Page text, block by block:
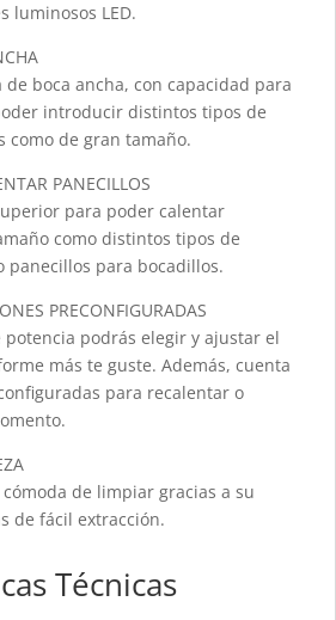
luminosos LED.
boca ancha, con capacidad para
introducir distintos tipos de
como de gran tamaño.
PANECILLOS
para poder calentar
como distintos tipos de
panecillos para bocadillos.
PRECONFIGURADAS
potencia podrás elegir y ajustar el
más te guste. Además, cuenta
para recalentar o
de limpiar gracias a su
de fácil extracción.
Técnicas